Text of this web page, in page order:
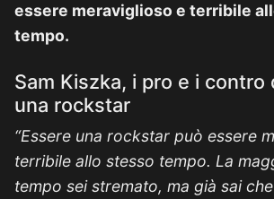
essere meraviglioso e terribile
tempo.
Sam Kiszka, i pro e i contro
una rockstar
“Essere una rockstar può essere
terribile allo stesso tempo. La
tempo sei stremato, ma già sai